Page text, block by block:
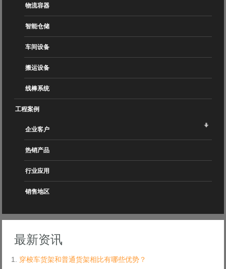
物流容器
智能仓储
车间设备
搬运设备
线棒系统
工程案例
企业客户
热销产品
行业应用
销售地区
最新资讯
穿梭车货架和普通货架相比有哪些优势？